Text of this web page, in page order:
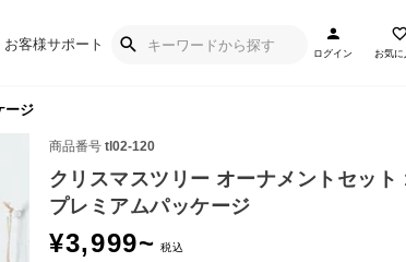
お客様サポート
ログイン お気に
ージ
商品番号 tl02-120
クリスマスツリー オーナメントセット
プレミアムパッケージ
¥3,999~